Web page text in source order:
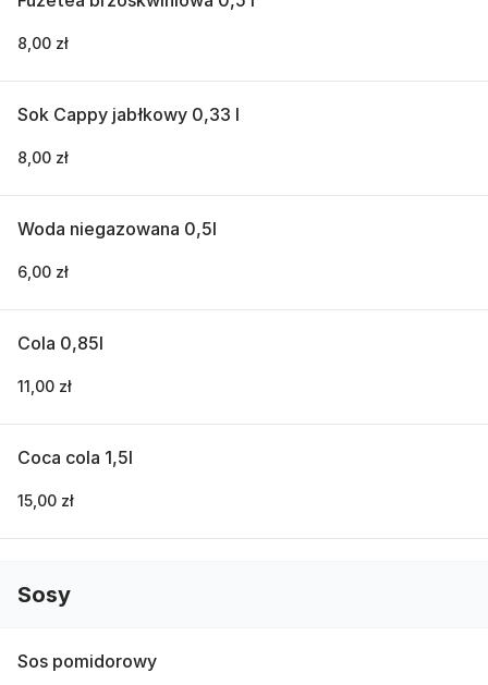
8,00 zł
Sok Cappy jabłkowy 0,33 l
8,00 zł
Woda niegazowana 0,5l
6,00 zł
Cola 0,85l
11,00 zł
Coca cola 1,5l
15,00 zł
Sosy
Sos pomidorowy